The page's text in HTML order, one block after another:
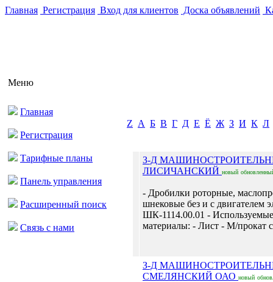
Главная Регистрация Вход для клиентов Доска объявлений
Меню
Главная
Регистрация
Тарифные планы
Панель управления
Расширенный поиск
Связь с нами
Z А Б В Г Д Е Ё Ж З И К Л
З-Д
ЛИСИЧАНСКИЙ новый
- Дробилки роторные,
шнековые без и с двигателем
ШК-1114.00.01 - Используемые
материалы: - Лист - М/прокат
З-Д
СМЕЛЯНСКИЙ ОАО новый